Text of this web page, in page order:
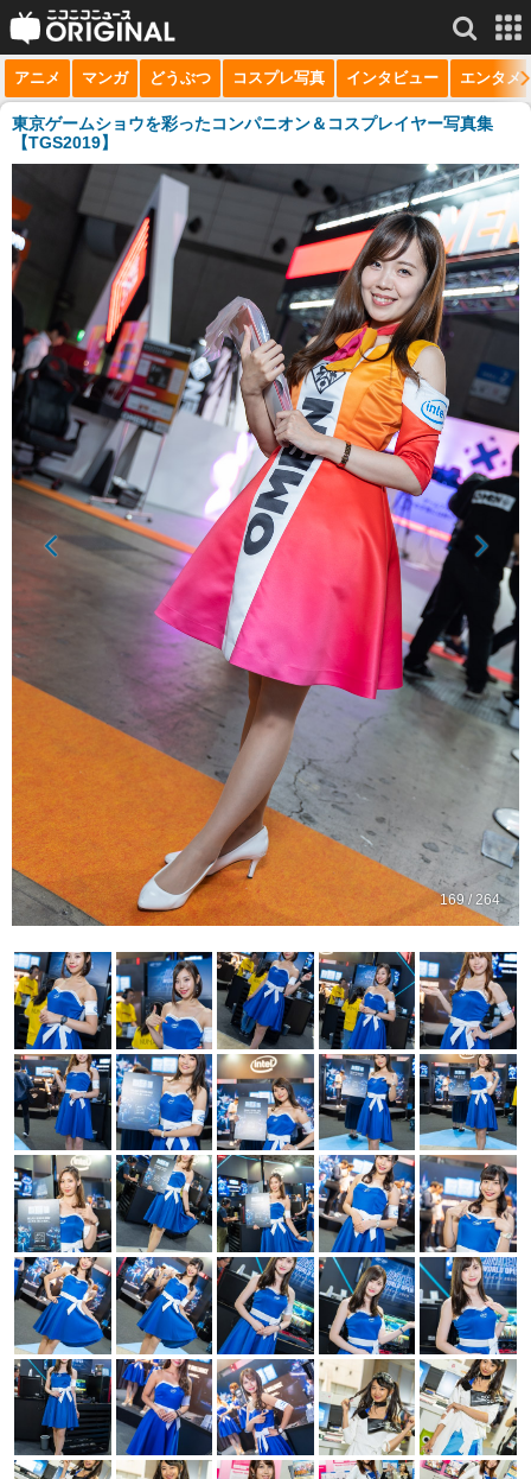
サービス一覧 もっと見る
niconico
生放送
チャンネル
マンガ
ニコニコQ
アニメ マンガ どうぶつ コスプレ写真 インタビュー エンタメ
東京ゲームショウを彩ったコンパニオン＆コスプレイヤー写真集
【TGS2019】
169 / 264